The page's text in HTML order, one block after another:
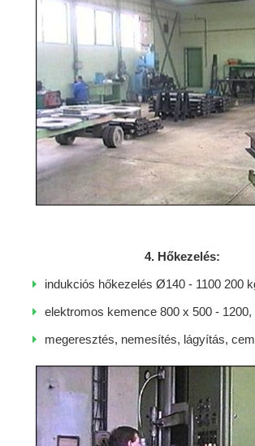
4. Hőkezelés:
indukciós hőkezelés Ø140 - 1100 200
elektromos kemence 800 x 500 - 1200,
megeresztés, nemesítés, lágyítás,